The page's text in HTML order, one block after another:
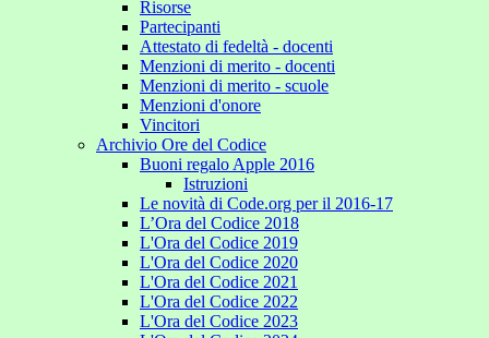
Risorse
Partecipanti
Attestato di fedeltà - docenti
Menzioni di merito - docenti
Menzioni di merito - scuole
Menzioni d'onore
Vincitori
Archivio Ore del Codice
Buoni regalo Apple 2016
Istruzioni
Le novità di Code.org per il 2016-17
L’Ora del Codice 2018
L'Ora del Codice 2019
L'Ora del Codice 2020
L'Ora del Codice 2021
L'Ora del Codice 2022
L'Ora del Codice 2023